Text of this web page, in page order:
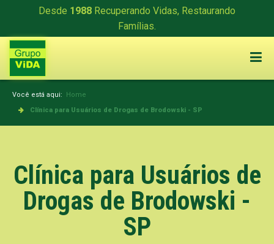
Desde 1988 Recuperando Vidas, Restaurando
Famílias.
Você está aqui: Home
Clínica para Usuários de Drogas de Brodowski - SP
Clínica para Usuários de
Drogas de Brodowski -
SP